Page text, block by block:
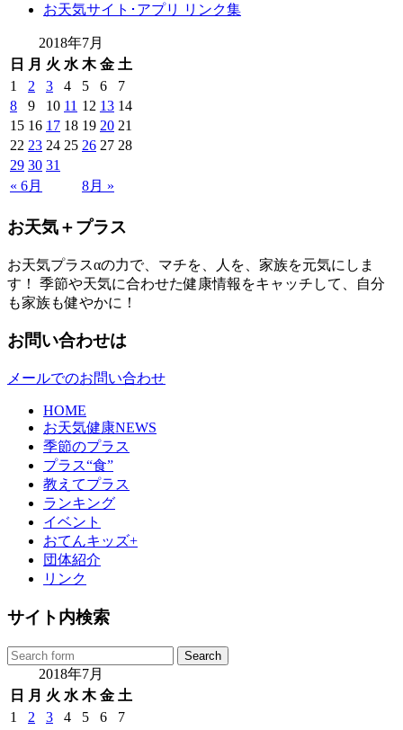
お天気サイト･アプリ リンク集
2018年7月
日
月 火 水 木 金 土
« 6月 8月 »
1 2 3 4 5 6
7
8
9 10 11 12 13 14
15 16 17 18 19 20 21
22 23 24 25 26 27 28
29 30 31
お天気＋プラス
お天気プラスαの力で、マチを、人を、家族を元気にしま
す！ 季節や天気に合わせた健康情報をキャッチして、自分
も家族も健やかに！
お問い合わせは
メールでのお問い合わせ
HOME
お天気健康NEWS
季節のプラス
プラス“食”
教えてプラス
ランキング
イベント
おてんキッズ+
団体紹介
リンク
サイト内検索
2018年7月
日
月 火 水 木 金 土
1
2 3 4 5 6
7